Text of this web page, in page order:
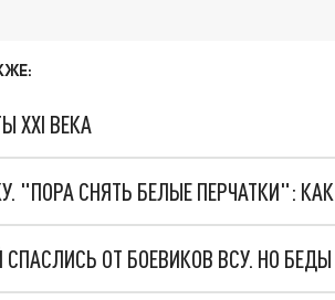
XXI ВЕКА
"ПОРА СНЯТЬ БЕЛЫЕ ПЕРЧАТКИ": КАК
ОТ БОЕВИКОВ ВСУ. НО